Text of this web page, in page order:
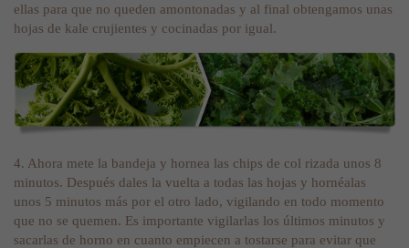
ellas para que no queden amontonadas y al final obtengamos unas
hojas de kale crujientes y cocinadas por igual.
4. Ahora mete la bandeja y hornea las chips de col rizada unos 8
minutos. Después dales la vuelta a todas las hojas y hornéalas
unos 5 minutos más por el otro lado, vigilando en todo momento
que no se quemen. Es importante vigilarlas los últimos minutos y
sacarlas de horno en cuanto empiecen a tostarse para evitar que